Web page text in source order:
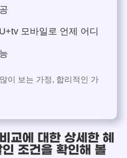
U+tv 모바일로 언제 어디
이 보는 가정, 합리적인 가
교에 대한 상세한 혜
조건을 확인해 볼